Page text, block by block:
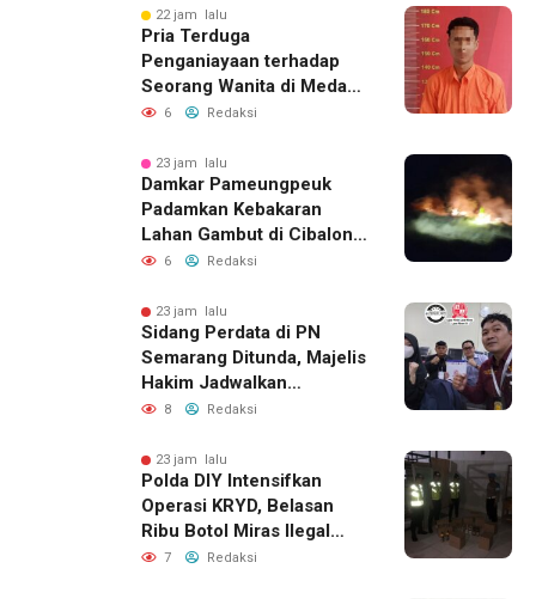
22 jam lalu
Pria Terduga
Penganiayaan terhadap
Seorang Wanita di Medan
Ditangkap Polisi
6 Redaksi
23 jam lalu
Damkar Pameungpeuk
Padamkan Kebakaran
Lahan Gambut di Cibalong,
Permukiman Warga
6 Redaksi
23 jam lalu
Sidang Perdata di PN
Semarang Ditunda, Majelis
Hakim Jadwalkan
Pemanggilan Ulang BPR
8 Redaksi
23 jam lalu
Polda DIY Intensifkan
Operasi KRYD, Belasan
Ribu Botol Miras Ilegal
Berhasil Diamankan
7 Redaksi